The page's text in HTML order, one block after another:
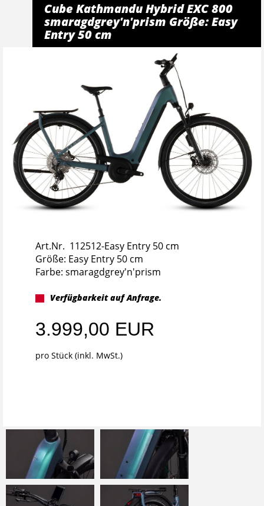
Cube Kathmandu Hybrid EXC 800
smaragdgrey'n'prism Größe: Easy
Entry 50 cm
Art.Nr. 112512-Easy Entry 50 cm
Größe: Easy Entry 50 cm
Farbe: smaragdgrey'n'prism
Verfügbarkeit auf Anfrage.
3.999,00 EUR
pro Stück (inkl. MwSt.)